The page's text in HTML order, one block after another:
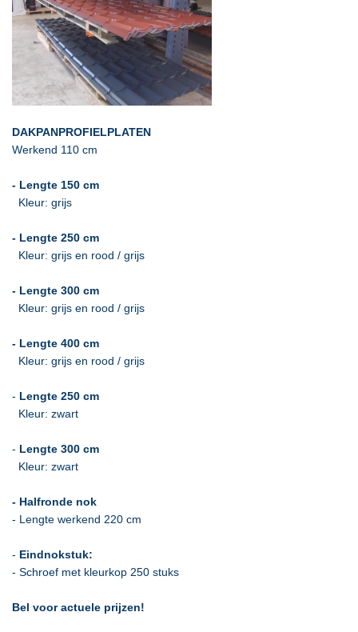
DAKPANPROFIELPLATEN
Werkend 110 cm
- Lengte 150 cm
Kleur: grijs
- Lengte 250 cm
Kleur: grijs en rood / grijs
- Lengte 300 cm
Kleur: grijs en rood / grijs
- Lengte 400 cm
Kleur: grijs en rood / grijs
- Lengte 250 cm
Kleur: zwart
- Lengte 300 cm
Kleur: zwart
- Halfronde nok
- Lengte werkend 220 cm
- Eindnokstuk:
- Schroef met kleurkop 250 stuks
Bel voor actuele prijzen!